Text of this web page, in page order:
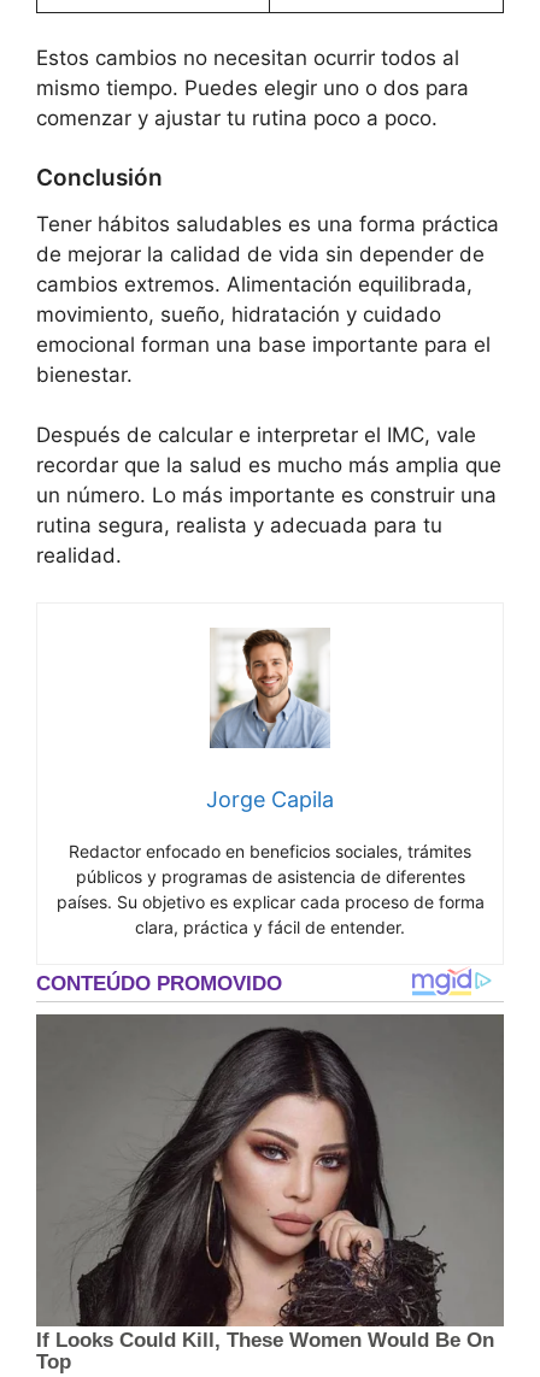
Estos cambios no necesitan ocurrir todos al
mismo tiempo. Puedes elegir uno o dos para
comenzar y ajustar tu rutina poco a poco.
Conclusión
Tener hábitos saludables es una forma práctica
de mejorar la calidad de vida sin depender de
cambios extremos. Alimentación equilibrada,
movimiento, sueño, hidratación y cuidado
emocional forman una base importante para el
bienestar.
Después de calcular e interpretar el IMC, vale
recordar que la salud es mucho más amplia que
un número. Lo más importante es construir una
rutina segura, realista y adecuada para tu
realidad.
Jorge Capila
Redactor enfocado en beneficios sociales, trámites
públicos y programas de asistencia de diferentes
países. Su objetivo es explicar cada proceso de forma
clara, práctica y fácil de entender.